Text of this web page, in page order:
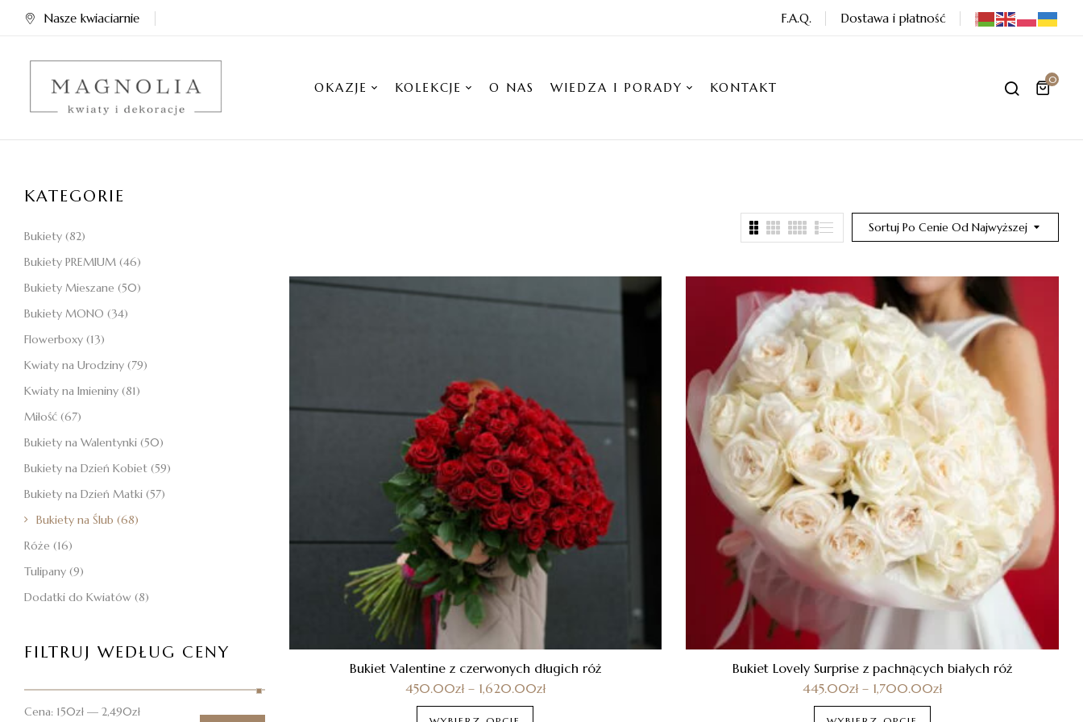
Nasze kwiaciarnie F.A.Q. Dostawa i płatność
OKAZJE KOLEKCJE O NAS WIEDZA I PORADY KONTAKT 0
KATEGORIE
Bukiety (82)
Bukiety PREMIUM (46)
Bukiety Mieszane (50)
Bukiety MONO (34)
Flowerboxy (13)
Kwiaty na Urodziny (79)
Kwiaty na Imieniny (81)
Miłość (67)
Bukiety na Walentynki (50)
Bukiety na Dzień Kobiet (59)
Bukiety na Dzień Matki (57)
Bukiety na Ślub (68)
Róże (16)
Tulipany (9)
Dodatki do Kwiatów (8)
FILTRUJ WEDŁUG CENY
Cena: 150zł — 2,490zł
Sortuj Po Cenie Od Najwyższej
Bukiet Valentine z czerwonych długich róż
450.00zł– 1,620.00zł
Bukiet Lovely Surprise z pachnących białych róż
445.00zł – 1,700.00zł